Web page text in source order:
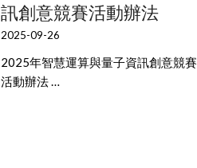
訊創意競賽活動辦法
2025-09-26
2025年智慧運算與量子資訊創意競賽
活動辦法 …